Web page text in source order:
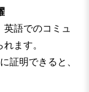
語でのコミュ
ます。
証明できると、